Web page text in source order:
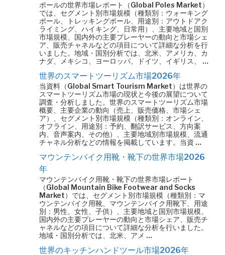
ポールの世界市場レポート（Global Poles Market）
では、セグメント別市場規模（種類別：ウォーキング
ポール、トレッキングポール、用途別：アウトドアク
ライミング、ハイキング、日常用）、主要地域と国別
市場規模、国内外の主要プレーヤーの動向と市場シェ
ア、販売チャネルなどの項目について詳細な分析を行
いました。地域・国別分析では、北米、アメリカ、カ
ナダ、メキシコ、ヨーロッパ、ドイツ、イギリス、 …
世界のスマートツーリズム市場2026年
当資料（Global Smart Tourism Market）は世界の
スマートツーリズム市場の現状と今後の展望について
調査・分析しました。世界のスマートツーリズム市場
概要、主要企業の動向（売上、販売価格、市場シェ
ア）、セグメント別市場規模（種類別：オンライン、
オフライン、用途別：予約、翻訳サービス、方向案
内、音声案内、その他）、主要地域別市場規模、流通
チャネル分析などの情報を掲載しています。当資 …
マウンテンバイク用靴・靴下の世界市場2026
年
マウンテンバイク用靴・靴下の世界市場レポート
（Global Mountain Bike Footwear and Socks
Market）では、セグメント別市場規模（種類別：マ
ウンテンバイク用靴、マウンテンバイク用靴下、用途
別：男性、女性、子供）、主要地域と国別市場規模、
国内外の主要プレーヤーの動向と市場シェア、販売チ
ャネルなどの項目について詳細な分析を行いました。
地域・国別分析では、北米、アメ …
世界のキッチンハンドツール市場2026年